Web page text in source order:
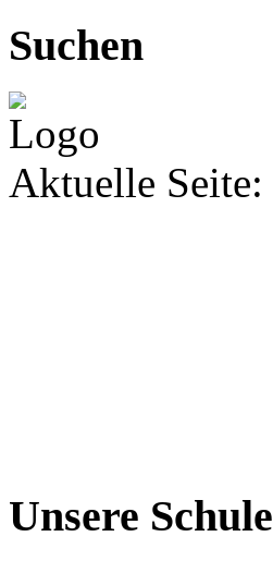
Suchen
Aktuelle Seite:
Unsere Schule